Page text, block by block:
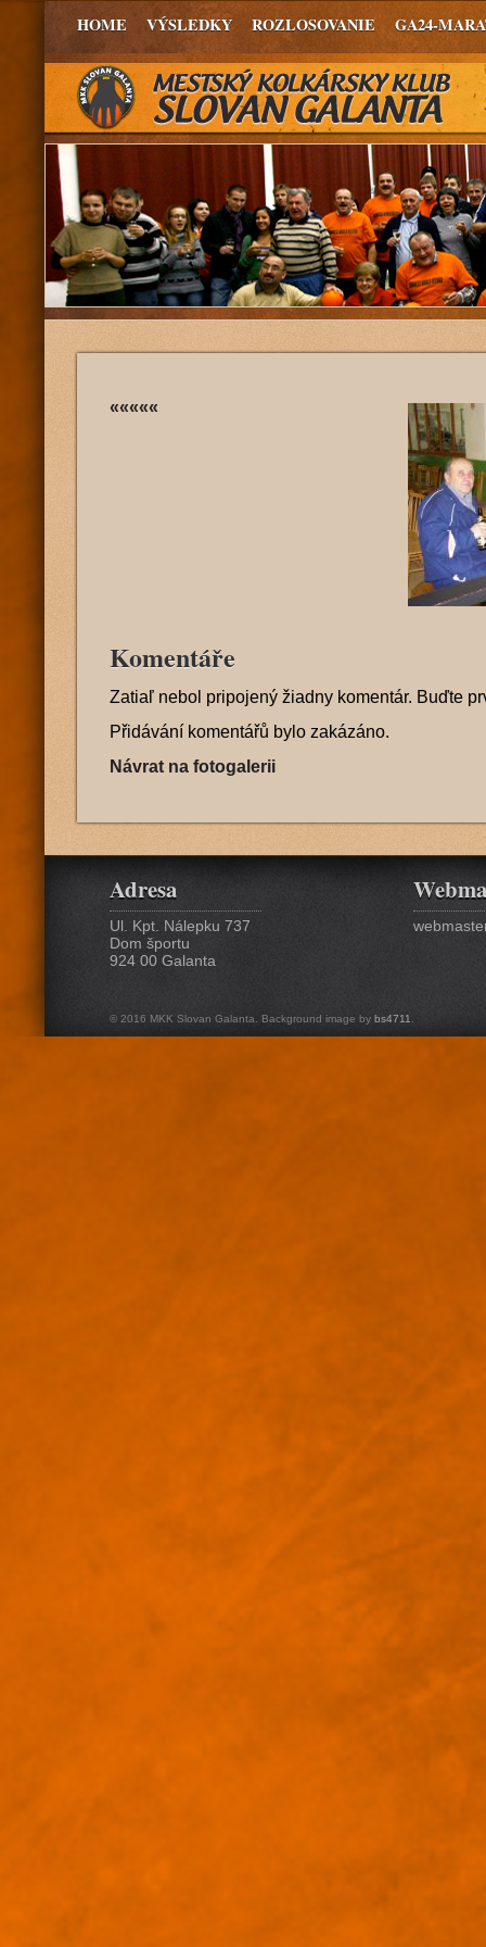
HOME VÝSLEDKY ROZLOSOVANIE GA24-
«««««
Komentáře
Zatiaľ nebol pripojený žiadny komentár. Buďte
Přidávání komentářů bylo zakázáno.
Návrat na fotogalerii
Adresa
Ul. Kpt. Nálepku 737
Dom športu
924 00 Galanta
© 2016 MKK Slovan Galanta. Background image by bs4711